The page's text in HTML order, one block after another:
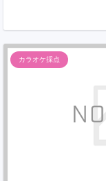
カラオケ採点